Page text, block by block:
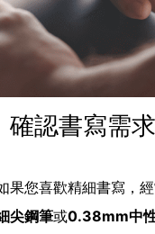
確認書寫需求
果您喜歡精細書寫，
尖鋼筆或0.38mm中